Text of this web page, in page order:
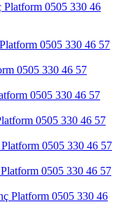
Platform 0505 330 46
0505 330 46 57
0505 330 46 57
0505 330 46 57
0505 330 46 57
0505 330 46 57
0505 330 46 57
Platform 0505 330 46